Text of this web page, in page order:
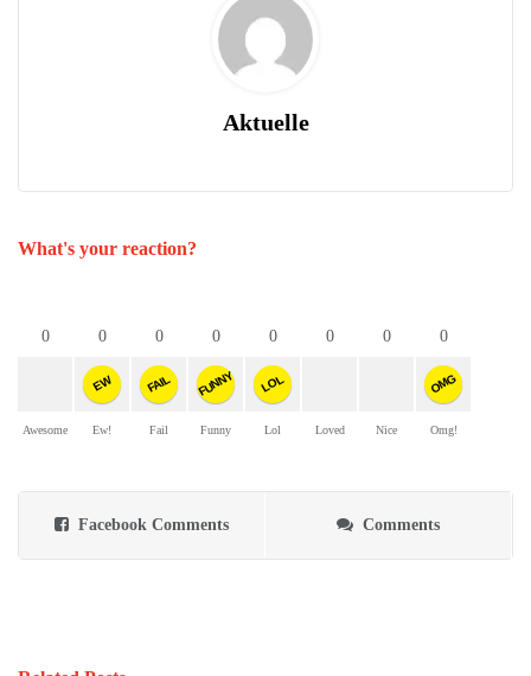
Aktuelle
What's your reaction?
0
Awesome
0
EW
Ew!
0
FAIL
Fail
0
FUNNY
Funny
0
LOL
Lol
0
Loved
0
Nice
0
OMG
Omg!
Facebook Comments Comments